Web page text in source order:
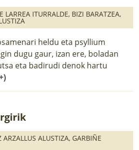
LARREA ITURRALDE, BIZI BARATZEA,
heldu eta psyllium
dugu gaur, izan ere, boladan
eta badirudi denok hartu
ARZALLUS ALUSTIZA, GARBIÑE